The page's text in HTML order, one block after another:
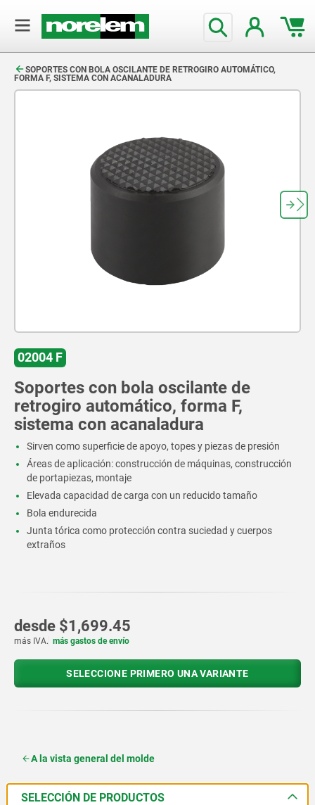
SOPORTES CON BOLA OSCILANTE DE RETROGIRO AUTOMÁTICO,
FORMA F, SISTEMA CON ACANALADURA
02004 F
Soportes con bola oscilante de
retrogiro automático, forma F,
sistema con acanaladura
Sirven como superficie de apoyo, topes y piezas de presión
Áreas de aplicación: construcción de máquinas, construcción
de portapiezas, montaje
Elevada capacidad de carga con un reducido tamaño
Bola endurecida
Junta tórica como protección contra suciedad y cuerpos
extraños
desde $1,699.45
más IVA. más gastos de envío
SELECCIONE PRIMERO UNA VARIANTE
A la vista general del molde
SELECCIÓN DE PRODUCTOS